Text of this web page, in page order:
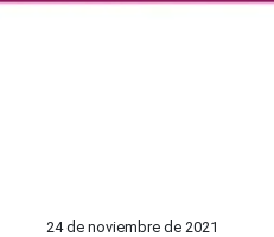
24 de noviembre de 2021